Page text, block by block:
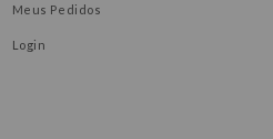
Meus Pedidos
Login